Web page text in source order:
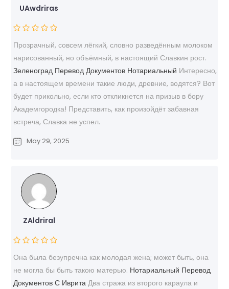
UAwdriras
Прозрачный, совсем лёгкий, словно разведённым молоком
нарисованный, но объёмный, в настоящий Славкин рост.
Зеленоград Перевод Документов Нотариальный Интересно,
а в настоящем времени такие люди, древние, водятся? Вот
будет прикольно, если кто откликнется на призыв в бору
Академгородка! Представить, как произойдёт забавная
встреча, Славка не успел.
May 29, 2025
ZAldriral
Она была безупречна как молодая жена; может быть, она
не могла бы быть такою матерью. Нотариальный Перевод
Документов С Иврита Два стража из второго караула и